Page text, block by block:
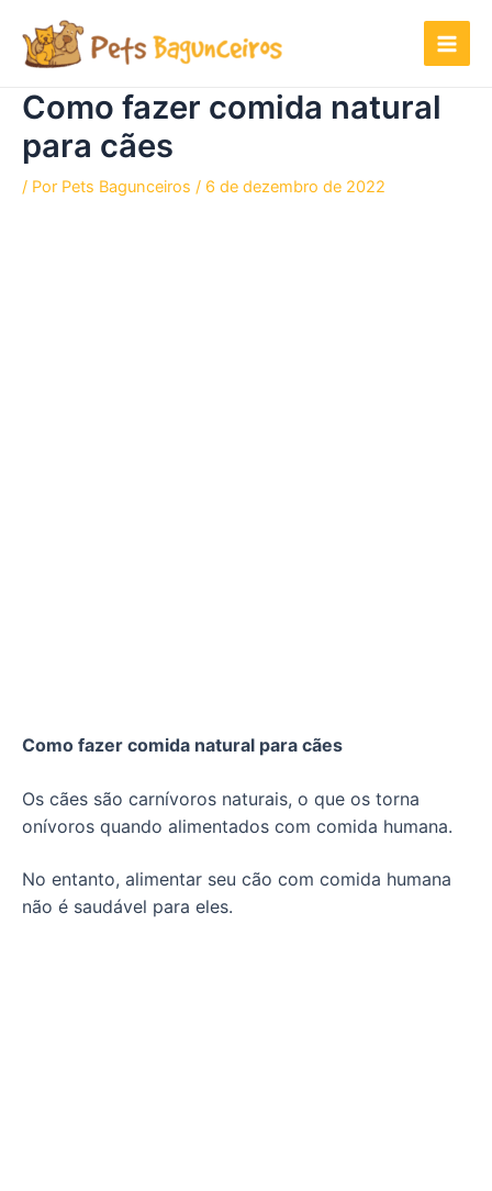
para
conteúdo
Como fazer comida natural
para cães
/ Por Pets Bagunceiros / 6 de dezembro de 2022
Como fazer comida natural para cães
Os cães são carnívoros naturais, o que os torna
onívoros quando alimentados com comida humana.
No entanto, alimentar seu cão com comida humana
não é saudável para eles.